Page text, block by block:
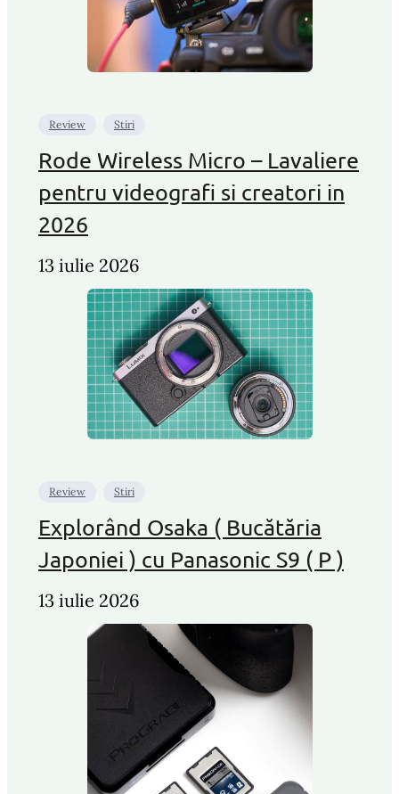
Review Stiri
Rode Wireless Micro – Lavaliere
pentru videografi si creatori in
2026
13 iulie 2026
Review Stiri
Explorând Osaka ( Bucătăria
Japoniei ) cu Panasonic S9 ( P )
13 iulie 2026